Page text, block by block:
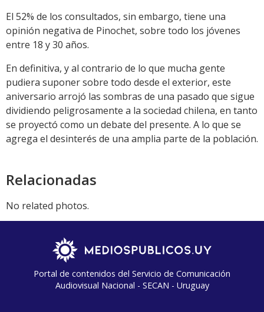
El 52% de los consultados, sin embargo, tiene una
opinión negativa de Pinochet, sobre todo los jóvenes
entre 18 y 30 años.
En definitiva, y al contrario de lo que mucha gente
pudiera suponer sobre todo desde el exterior, este
aniversario arrojó las sombras de una pasado que sigue
dividiendo peligrosamente a la sociedad chilena, en tanto
se proyectó como un debate del presente. A lo que se
agrega el desinterés de una amplia parte de la población.
Relacionadas
No related photos.
Portal de contenidos del Servicio de Comunicación
Audiovisual Nacional - SECAN - Uruguay